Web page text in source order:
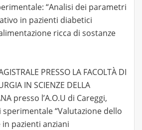
“Analisi dei parametri
in pazienti diabetici
ricca di sostanze
PRESSO LA FACOLTÀ DI
IN SCIENZE DELLA
presso l’A.O.U di Careggi,
sperimentale “Valutazione dello
pazienti anziani